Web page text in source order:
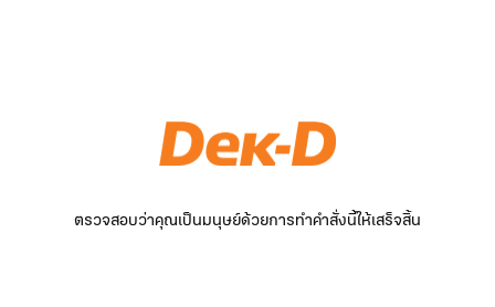
ตรวจสอบว่าคุณเป็นมนุษย์ด้วยการทำคำสั่งนี้ให้เสร็จสิ้น